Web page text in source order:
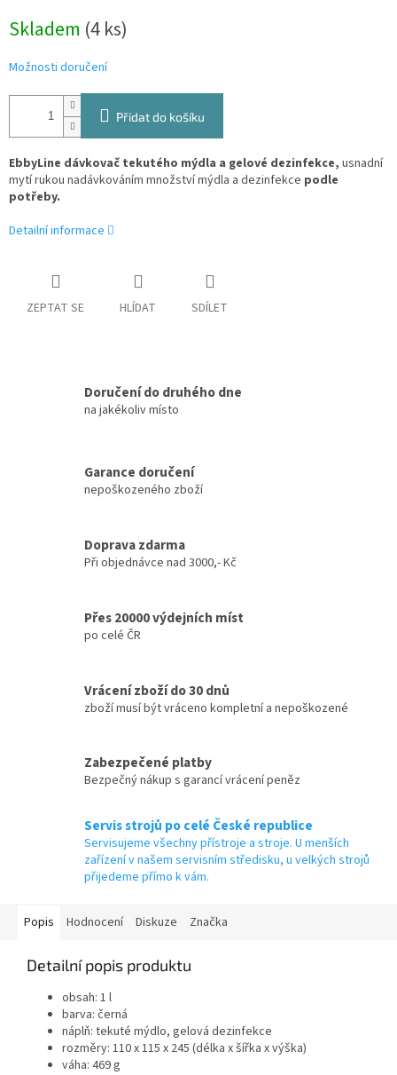
cena:
Skladem (4 ks)
Možnosti doručení
Přidat do košíku
EbbyLine dávkovač tekutého mýdla a gelové dezinfekce, usnadní
mytí rukou nadávkováním množství mýdla a dezinfekce podle
potřeby.
Detailní informace
ZEPTAT SE HLÍDAT SDÍLET
Doručení do druhého dne
na jakékoliv místo
Garance doručení
nepoškozeného zboží
Doprava zdarma
Při objednávce nad 3000,- Kč
Přes 20000 výdejních míst
po celé ČR
Vrácení zboží do 30 dnů
zboží musí být vráceno kompletní a nepoškozené
Zabezpečené platby
Bezpečný nákup s garancí vrácení peněz
Servis strojů po celé České republice
Servisujeme všechny přístroje a stroje. U menších
zařízení v našem servisním středisku, u velkých strojů
přijedeme přímo k vám.
Popis Hodnocení Diskuze Značka
Detailní popis produktu
obsah: 1 l
barva: černá
náplň: tekuté mýdlo, gelová dezinfekce
rozměry: 110 x 115 x 245 (délka x šířka x výška)
váha: 469 g